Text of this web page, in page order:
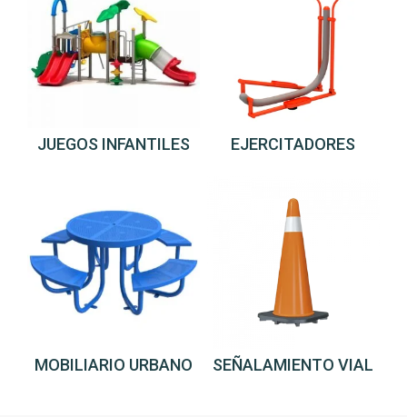
JUEGOS INFANTILES EJERCITADORES
MOBILIARIO URBANO SEÑALAMIENTO VIAL